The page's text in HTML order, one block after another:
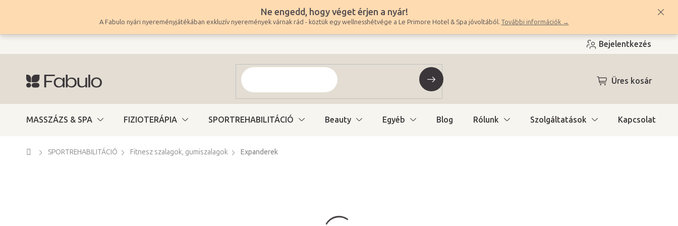
tartalomhoz
Ne engedd, hogy véget érjen a nyár!
A Fabulo nyári nyereményjátékában exkluzív nyeremények várnak rád - köztük egy wellnesshétvége a Le Primore Hotel & Spa jóvoltából. További információk →
Bejelentkezés
KOSÁR
Üres kosár
MASSZÁZS & SPA FIZIOTERÁPIA SPORTREHABILITÁCIÓ Beauty Egyéb Blog Rólunk Szolgáltatások Kapcsolat
Kezdőlap
SPORTREHABILITÁCIÓ Fitnesz szalagok, gumiszalagok Expanderek